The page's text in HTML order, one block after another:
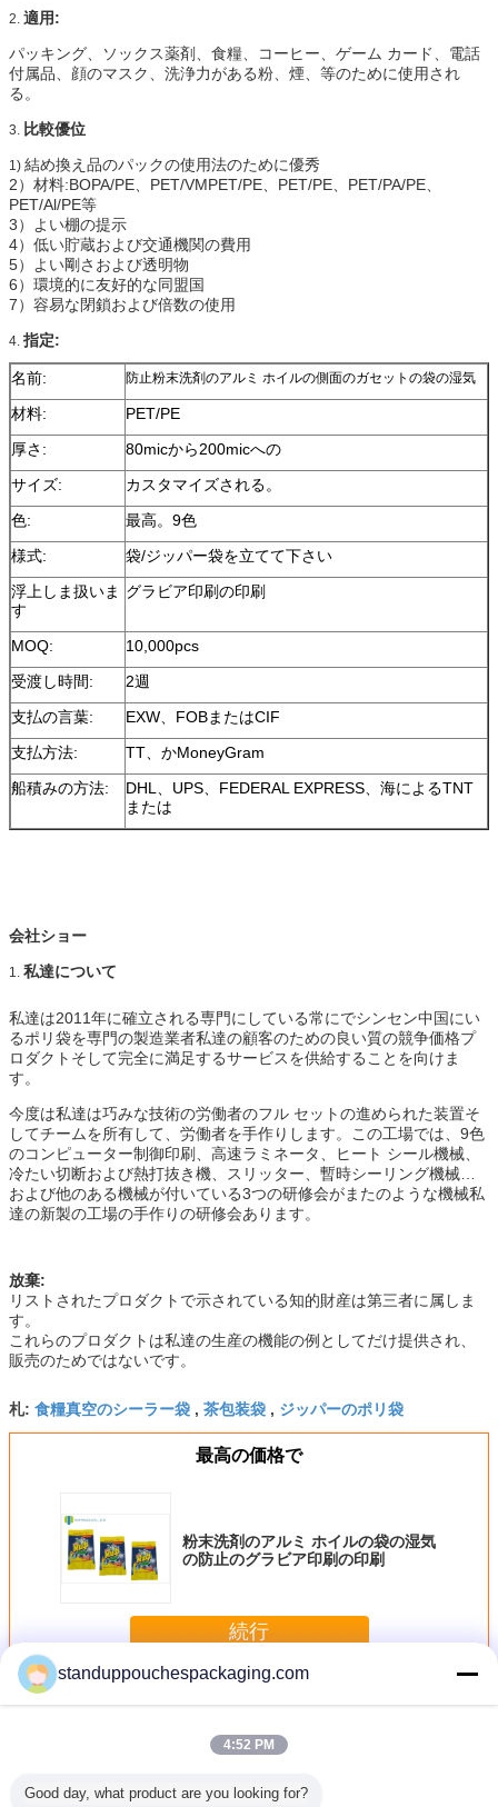
2. 適用:
パッキング、ソックス薬剤、食糧、コーヒー、ゲーム カード、電話
付属品、顔のマスク、洗浄力がある粉、煙、等のために使用され
る。
3. 比較優位
1) 結め換え品のパックの使用法のために優秀
2）材料:BOPA/PE、PET/VMPET/PE、PET/PE、PET/PA/PE、
PET/Al/PE等
3）よい棚の提示
4）低い貯蔵および交通機関の費用
5）よい剛さおよび透明物
6）環境的に友好的な同盟国
7）容易な閉鎖および倍数の使用
4. 指定:
名前: 防止粉末洗剤のアルミ ホイルの側面のガセットの袋の湿気
材料:
PET/PE
厚さ:
80micから200micへの
サイズ:
カスタマイズされる。
色:
最高。9色
様式:
袋/ジッパー袋を立てて下さい
浮上しま扱いま
す
グラビア印刷の印刷
MOQ:
10,000pcs
受渡し時間:
2週
支払の言葉:
EXW、FOBまたはCIF
支払方法:
TT、かMoneyGram
船積みの方法:
DHL、UPS、FEDERAL EXPRESS、海によるTNT
または
会社ショー
1. 私達について
私達は2011年に確立される専門にしている常にでシンセン中国にい
るポリ袋を専門の製造業者私達の顧客のための良い質の競争価格プ
ロダクトそして完全に満足するサービスを供給することを向けま
す。
今度は私達は巧みな技術の労働者のフル セットの進められた装置そ
してチームを所有して、労働者を手作りします。この工場では、9色
のコンピューター制御印刷、高速ラミネータ、ヒート シール機械、
冷たい切断および熱打抜き機、スリッター、暫時シーリング機械…
および他のある機械が付いている3つの研修会がまたのような機械私
達の新製の工場の手作りの研修会あります。
放棄:
リストされたプロダクトで示されている知的財産は第三者に属しま
す。
これらのプロダクトは私達の生産の機能の例としてだけ提供され、
販売のためではないです。
札: 食糧真空のシーラー袋 , 茶包装袋 , ジッパーのポリ袋
最高の価格で
粉末洗剤のアルミ ホイルの袋の湿気
の防止のグラビア印刷の印刷
続行
多くアルミ ホイルは袋を立てます
standuppouchespackaging.com
4:52 PM
Good day, what product are you looking for?